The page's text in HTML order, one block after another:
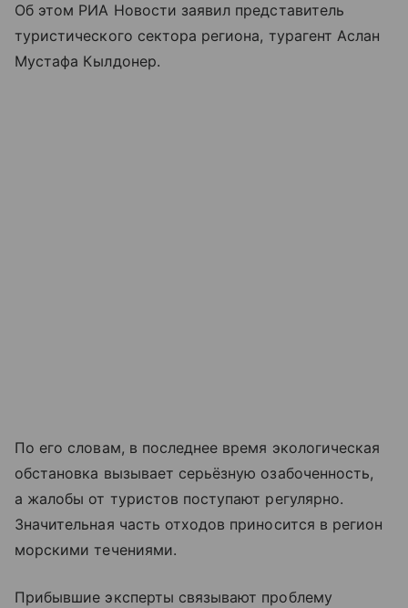
Об этом РИА Новости заявил представитель
туристического сектора региона, турагент Аслан
Мустафа Кылдонер.
По его словам, в последнее время экологическая
обстановка вызывает серьёзную озабоченность,
а жалобы от туристов поступают регулярно.
Значительная часть отходов приносится в регион
морскими течениями.
Прибывшие эксперты связывают проблему